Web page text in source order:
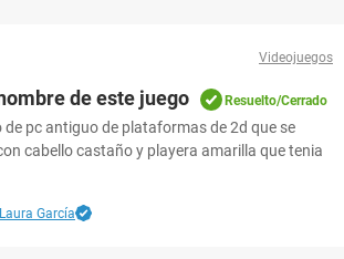
Videojuegos
de este juego Resuelto/Cerrado
de pc antiguo de plataformas de 2d que se
cabello castaño y playera amarilla que tenia
Laura García